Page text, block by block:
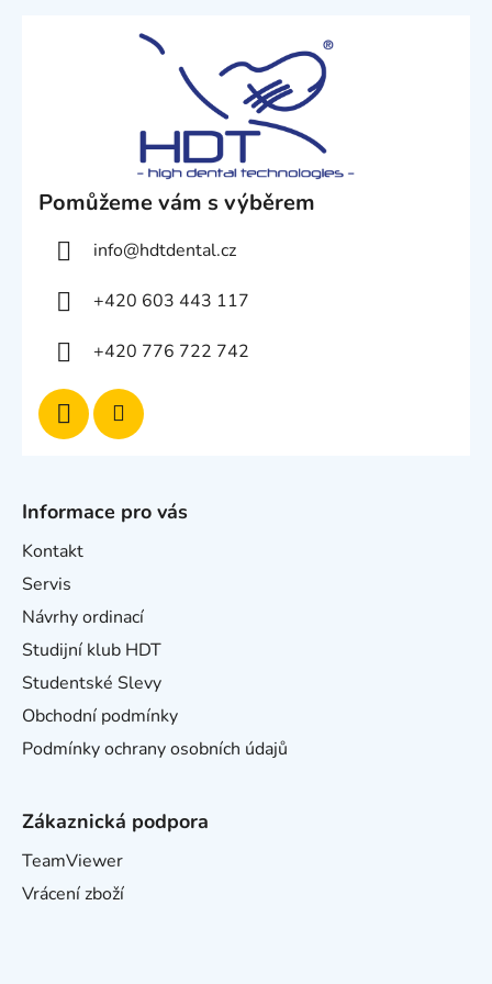
Pomůžeme vám s výběrem
info@hdtdental.cz
+420 603 443 117
+420 776 722 742
Informace pro vás
Kontakt
Servis
Návrhy ordinací
Studijní klub HDT
Studentské Slevy
Obchodní podmínky
Podmínky ochrany osobních údajů
Zákaznická podpora
TeamViewer
Vrácení zboží